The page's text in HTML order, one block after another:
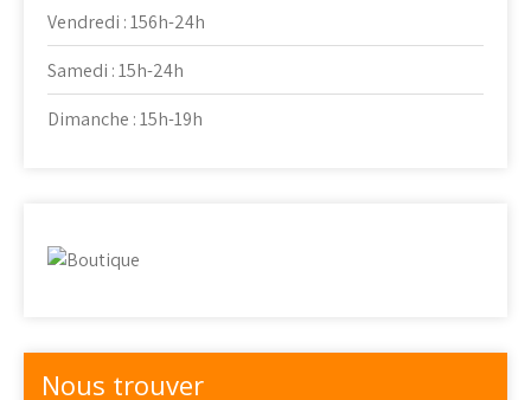
Vendredi : 156h-24h
Samedi : 15h-24h
Dimanche : 15h-19h
Nous trouver